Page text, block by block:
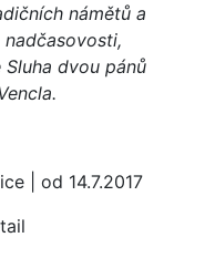
námětů a
dvou pánů
| od 14.7.2017